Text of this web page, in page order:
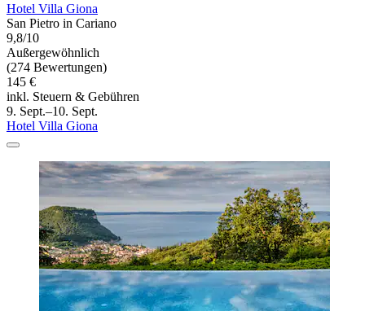
Hotel Villa Giona
San Pietro in Cariano
9,8/10
Außergewöhnlich
(274 Bewertungen)
145 €
inkl. Steuern & Gebühren
9. Sept.–10. Sept.
Hotel Villa Giona